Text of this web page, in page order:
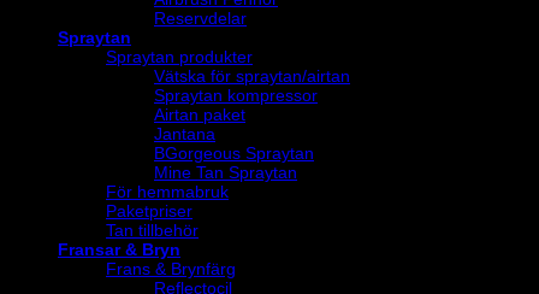
Reservdelar
Spraytan
Spraytan produkter
Vätska för spraytan/airtan
Spraytan kompressor
Airtan paket
Jantana
BGorgeous Spraytan
Mine Tan Spraytan
För hemmabruk
Paketpriser
Tan tillbehör
Fransar & Bryn
Frans & Brynfärg
Reflectocil